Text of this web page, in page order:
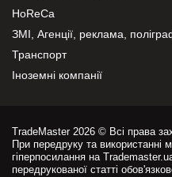
HoReCa
ЗМІ, Агенції, реклама,
Транспорт
Іноземні компанії
TradeMaster 2026 © Всі права
При передруку та використанні
гіперпосилання на
передрукованої статті